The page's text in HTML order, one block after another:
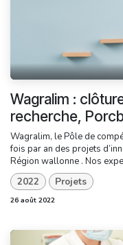
Wagralim :
recherche,
Wagralim, le Pôle de
fois par an des projets
Région wallonne . Nos
2022 Projets
26 août 2022